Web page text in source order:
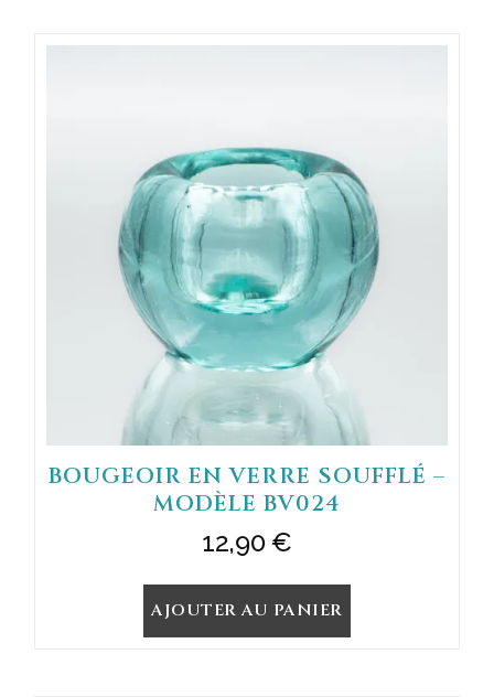
BOUGEOIR EN VERRE SOUFFLÉ –
MODÈLE BV024
12,90€
AJOUTER AU PANIER